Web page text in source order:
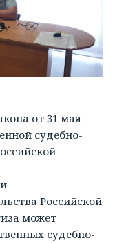
от 31 мая
судебно-
Российской
может
судебно-